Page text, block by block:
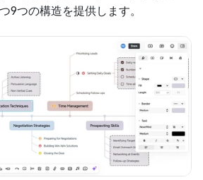
9つの構造を提供します。